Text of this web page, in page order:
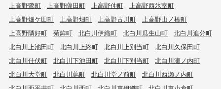
上高野鷺町
上高野薩田町 上高野仲町
上高野西氷室町
上高野畑ケ田町
上高野畑町 上高野古川町
上高野山ノ橋町
上高野隣好町
菊鉾町 北白川伊織町 北白川瓜生山町
北白川追分町
北白川上池田町
北白川上終町 北白川上別当町
北白川久保田町
北白川仕伏町
北白川下池田町 北白川下別当町
北白川瀬ノ内町
北白川大堂町
北白川蔦町 北白川堂ノ前町
北白川西瀬ノ内町